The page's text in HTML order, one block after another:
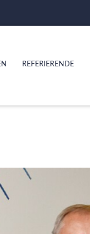
REFERIERENDE